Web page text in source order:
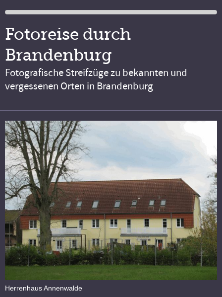
Fotoreise durch
Brandenburg
Fotografische Streifzüge zu bekannten und
vergessenen Orten in Brandenburg
Herrenhaus Annenwalde